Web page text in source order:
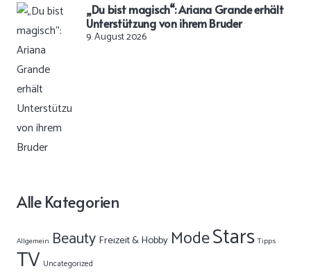
„Du bist magisch“: Ariana Grande erhält
Unterstützung von ihrem Bruder
9. August 2026
Alle Kategorien
Allgemein Beauty Freizeit & Hobby ModeStars Tipps
TV Uncategorized